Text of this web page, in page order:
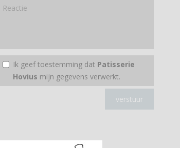
Ik geef toestemming dat Patisserie
Hovius mijn gegevens verwerkt.